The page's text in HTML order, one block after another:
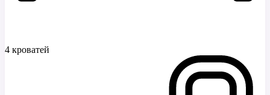
4 кроватей